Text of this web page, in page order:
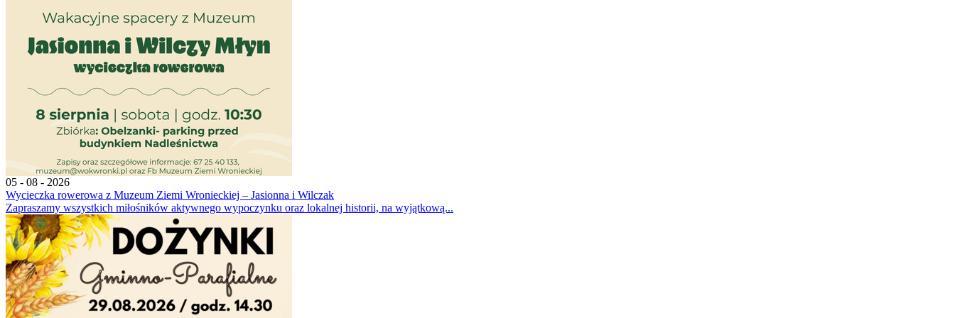
05 - 08 - 2026
Wycieczka rowerowa z Muzeum Ziemi Wronieckiej – Jasionna i Wilczak
Zapraszamy wszystkich miłośników aktywnego wypoczynku oraz lokalnej historii, na wyjątkową...